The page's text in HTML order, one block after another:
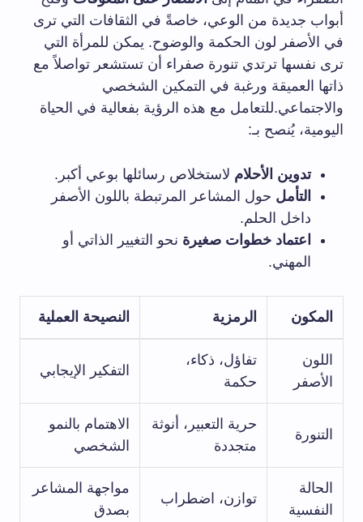
أبواب جديدة من الوعي، خاصةً في الثقافات التي ترى
في الأصفر لون الحكمة والوضوح. يمكن للمرأة التي
ترى نفسها ترتدي تنورة صفراء أن تستشعر تواصلاً مع
ذاتها العميقة ورغبة في التمكين الشخصي
والاجتماعي.للتعامل مع هذه الرؤية بفعالية في الحياة
اليومية، يُنصح بـ:
تدوين الأحلام لاستخلاص رسائلها بوعي أكبر.
التأمل حول المشاعر المرتبطة باللون الأصفر
داخل الحلم.
اعتماد خطوات صغيرة نحو التغيير الذاتي أو
المهني.
المكون الرمزية النصيحة العملية
اللون
الأصفر
تفاؤل، ذكاء،
حكمة
التفكير الإيجابي
التنورة
حرية التعبير، أنوثة
متجددة
الاهتمام بالنمو
الشخصي
الحالة
النفسية
توازن، اضطراب
مواجهة المشاعر
بصدق